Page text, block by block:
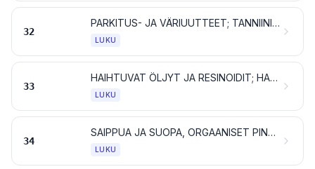
32
PARKITUS- JA VÄRIUUTTEET; TANNIINIT JA NIIDEN JOHDANNAISET; VÄRIT, PIGMENTIT JA MUUT VÄRIAINEET; MAALIT JA LAKAT; KITTI SEKÄ MUUT TÄYTE- JA TIIVISTYSTAHNAT; PAINOVÄRIT, MUSTE JA TUSSI
LUKU
33
HAIHTUVAT ÖLJYT JA RESINOIDIT; HAJUSTE-, KOSMEETTISET JA TOALETTIVALMISTEET
LUKU
34
SAIPPUA JA SUOPA, ORGAANISET PINTA-AKTIIVISET AINEET, PESUVALMISTEET, VOITELUVALMISTEET, TEKOVAHAT, VALMISTETUT VAHAT, KIILLOTUS-, HANKAUS- JA PUHDISTUSVALMISTEET, KYNTTILÄT JA NIIDEN KALTAISET TUOTTEET, MUOVAILUMASSAT, ”HAMMASVAHAT” JA KIPSIIN PERUSTUVAT HAMMASLÄÄKINNÄSSÄ KÄYTETTÄVÄT VALMISTEET
LUKU